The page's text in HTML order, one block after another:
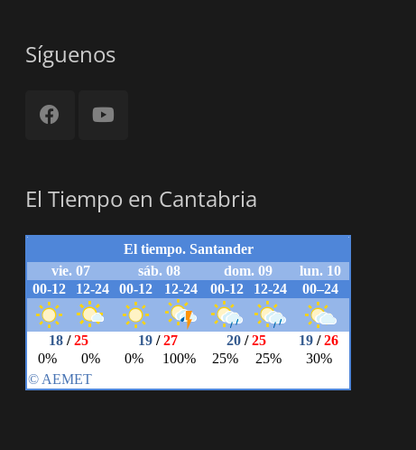
Síguenos
El Tiempo en Cantabria